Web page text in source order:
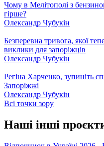
Чому в Мелітополі з
гірше?
Олександр Чубукін
Безперевна тривога, якої
виклики для запоріжців
Олександр Чубукін
Регіна Харченко, зупиніть
Запоріжжі
Олександр Чубукін
Всі точки зору
Наші інші